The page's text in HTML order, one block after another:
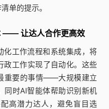
单的提示。
—— 让达人合作更高效
化工作流程和系统集成，将
政工作实现了自动化。这些
重要的事情——大规模建立
同时AI智能体帮助识别新机
高潜力达人，避免盲目选